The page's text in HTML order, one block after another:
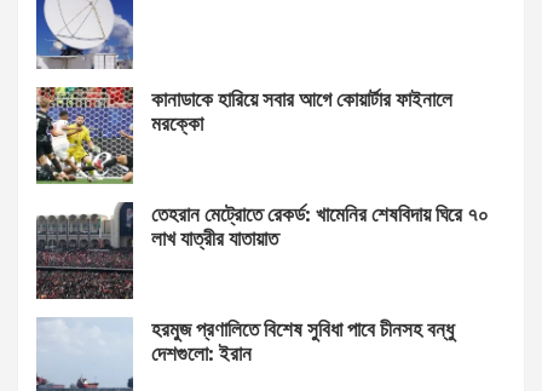
কানাডাকে হারিয়ে সবার আগে কোয়ার্টার ফাইনালে
মরক্কো
তেহরান মেট্রোতে রেকর্ড: খামেনির শেষবিদায় ঘিরে ৭০
লাখ যাত্রীর যাতায়াত
হরমুজ প্রণালিতে বিশেষ সুবিধা পাবে চীনসহ বন্ধু
দেশগুলো: ইরান